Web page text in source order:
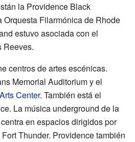
la Providence Black
Orquesta Filarmónica de Rhode
estuvo asociada con el
Reeves.
centros de artes escénicas.
Memorial Auditorium y el
Center. También está el
La música underground de la
en espacios dirigidos por
Thunder. Providence también